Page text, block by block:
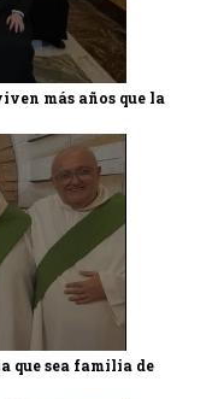
más años que la
que sea familia de